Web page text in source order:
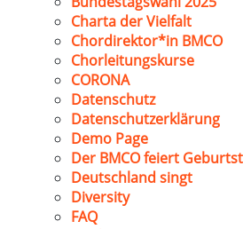
Charta der Vielfalt
Chordirektor*in BMCO
Chorleitungskurse
CORONA
Datenschutz
Datenschutzerklärung
Demo Page
Der BMCO feiert
Deutschland singt
Diversity
FAQ